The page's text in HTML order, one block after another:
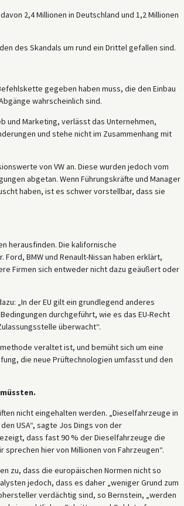
2,4 Millionen in Deutschland und 1,2 Millionen
des Skandals um rund ein Drittel gefallen sind.
gegeben haben muss, die den Einbau
wahrscheinlich sind.
und Marketing, verlässt das Unternehmen,
und stehe nicht im Zusammenhang mit
von VW an. Diese wurden jedoch vom
abgetan. Wenn Führungskräfte und Manager
haben, ist es schwer vorstellbar, dass sie
herausfinden. Die kalifornische
BMW und Renault-Nissan haben erklärt,
Firmen sich entweder nicht dazu geäußert oder
„In der EU gilt ein grundlegend anderes
durchgeführt, wie es das EU-Recht
überwacht“.
veraltet ist, und bemüht sich um eine
die neue Prüftechnologien umfasst und den
nicht eingehalten werden. „Dieselfahrzeuge in
USA“, sagte Jos Dings von der
dass fast 90 % der Dieselfahrzeuge die
hier von Millionen von Fahrzeugen“.
zu, dass die europäischen Normen nicht so
jedoch, dass es daher „weniger Grund zum
verdächtig sind, so Bernstein, „werden